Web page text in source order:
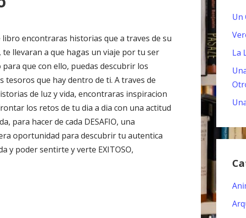
libro encontraras historias que a traves de su
te llevaran a que hagas un viaje por tu ser
que con ello, puedas descubrir los
tesoros que hay dentro de ti. A traves de
de luz y vida, encontraras inspiracion
los retos de tu dia a dia con una actitud
para hacer de cada DESAFIO, una
oportunidad para descubrir tu autentica
y poder sentirte y verte EXITOSO,
Un
La